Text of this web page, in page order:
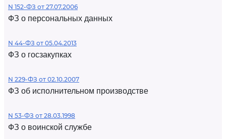
N 152-ФЗ от 27.07.2006
ФЗ о персональных данных
N 44-ФЗ от 05.04.2013
ФЗ о госзакупках
N 229-ФЗ от 02.10.2007
ФЗ об исполнительном производстве
N 53-ФЗ от 28.03.1998
ФЗ о воинской службе